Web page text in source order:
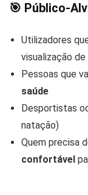
🎯 Público-
Utilizadores
visualização
Pessoas que
saúde
Desportistas
natação)
Quem precisa
confortável